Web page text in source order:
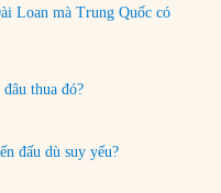
Loan mà Trung Quốc có
thua đó?
đấu dù suy yếu?